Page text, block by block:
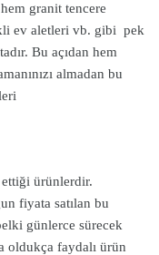
granit tencere
ev aletleri vb. gibi pek
Bu açıdan hem
almadan bu
ürünlerdir.
fiyata satılan bu
günlerce sürecek
oldukça faydalı ürün